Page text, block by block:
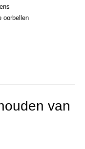
oorbellen
van